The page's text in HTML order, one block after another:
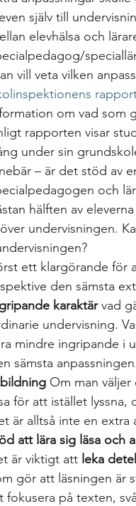
att träna och kompen
betygssättning
själv till
elevhälsa och
vill veta vilken
om vad som
rapporten visar
under sin
– är det stöd av
och
hälften av
undervisningen.
ett klargörande för
den sämsta
karaktär vad
undervisning.
mindre ingripande i
sämsta
Om man
för att istället
är alltså inte en extra
att lära sig läsa och
är viktigt att leka
gör att läsningen är
fokusera på texten,